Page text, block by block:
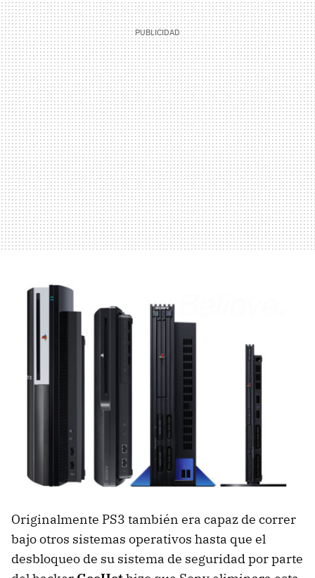
Originalmente PS3 también era capaz de correr
bajo otros sistemas operativos hasta que el
desbloqueo de su sistema de seguridad por parte